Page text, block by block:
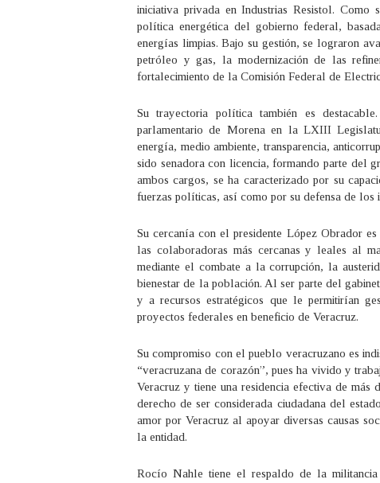
iniciativa privada en Industrias Resistol.
política energética del gobierno federal,
energías limpias. Bajo su gestión, se lograron
petróleo y gas, la modernización de las
fortalecimiento de la Comisión Federal de
Su trayectoria política también es
parlamentario de Morena en la LXIII
energía, medio ambiente, transparencia,
sido senadora con licencia, formando parte del
ambos cargos, se ha caracterizado por su
fuerzas políticas, así como por su defensa de los
Su cercanía con el presidente López Obrador
las colaboradoras más cercanas y leales al
mediante el combate a la corrupción, la
bienestar de la población. Al ser parte del
y a recursos estratégicos que le permitirían
proyectos federales en beneficio de Veracruz.
Su compromiso con el pueblo veracruzano es
“veracruzana de corazón”, pues ha vivido y
Veracruz y tiene una residencia efectiva de
derecho de ser considerada ciudadana del
amor por Veracruz al apoyar diversas causas
la entidad.
Rocío Nahle tiene el respaldo de la